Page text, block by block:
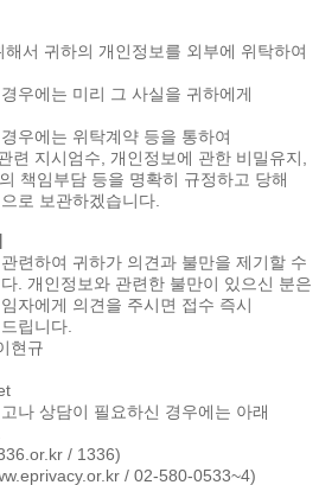
서 귀하의 개인정보를 외부에 위탁하여
우에는 미리 그 사실을 귀하에게
우에는 위탁계약 등을 통하여
련 지시엄수, 개인정보에 관한 비밀유지,
책임부담 등을 명확히 규정하고 당해
로 보관하겠습니다.
련하여 귀하가 의견과 불만을 제기할 수
. 개인정보와 관련한 불만이 있으신 분은
자에게 의견을 주시면 접수 즉시
립니다.
현규
나 상담이 필요하신 경우에는 아래
/ 1336)
/ 02-580-0533~4)